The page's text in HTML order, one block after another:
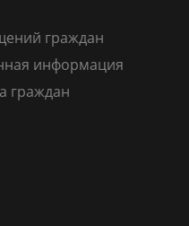
граждан
информация
граждан